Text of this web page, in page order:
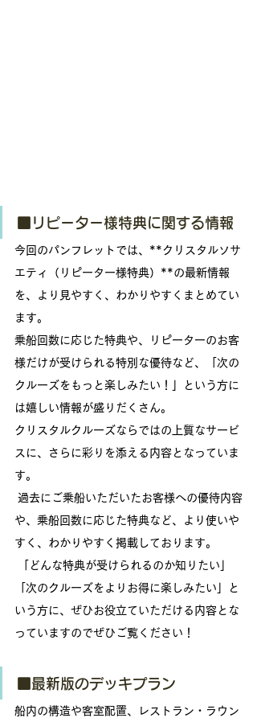
■リピーター様特典に関する情報
今回のパンフレットでは、**クリスタルソサ
エティ（リピーター様特典）**の最新情報
を、より見やすく、わかりやすくまとめてい
ます。
乗船回数に応じた特典や、リピーターのお客
様だけが受けられる特別な優待など、「次の
クルーズをもっと楽しみたい！」という方に
は嬉しい情報が盛りだくさん。
クリスタルクルーズならではの上質なサービ
スに、さらに彩りを添える内容となっていま
す。
や、乗船回数に応じた特典など、より使いや
すく、わかりやすく掲載しております。
「次のクルーズをよりお得に楽しみたい」と
いう方に、ぜひお役立ていただける内容とな
っていますのでぜひご覧ください！
■最新版のデッキプラン
船内の構造や客室配置、レストラン・ラウン